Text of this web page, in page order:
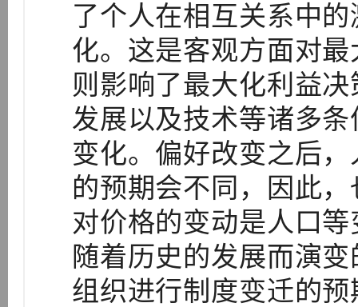
了个人在相互关系中
化。这是客观方面对
则影响了最大化利益
发展以及技术等诸多
变化。偏好改变之后
的预期会不同，因此
对价格的变动是人口
随着历史的发展而演
组织进行制度变迁的